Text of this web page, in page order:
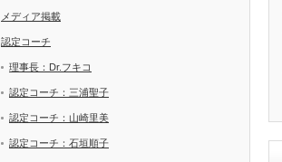
メディア掲載
認定コーチ
理事長：Dr.フキコ
認定コーチ：三浦聖子
認定コーチ：山崎里美
認定コーチ：石垣順子